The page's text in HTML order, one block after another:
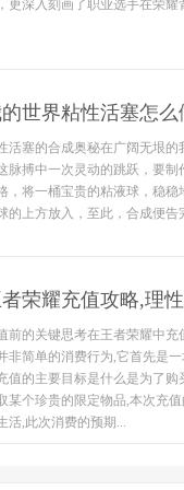
更深入刻画了职业选手在荣
世界粘性活塞怎
活塞的合成奥秘在广阔无垠
脉搏中一次灵动的跳跃，要
，将一桶宝贵的粘液球，稳
的上方放入，至此，合成便
荣耀充值攻略,理
前的关键思考在王者荣耀中
非简单的消费行为,它首先是
值的主要目标是什么是为了
某个珍贵的限定物品,本次充
活,此次消费的预期...